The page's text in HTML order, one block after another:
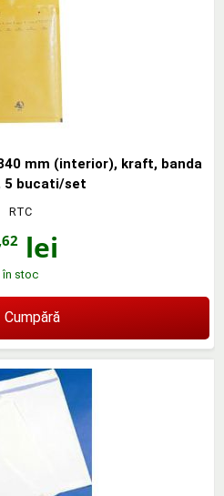
mm (interior), kraft, banda
5 bucati/set
RTC
,62lei
în stoc
Cumpără